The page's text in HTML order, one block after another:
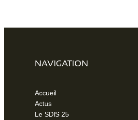
NAVIGATION
Accueil
Actus
Le SDIS 25